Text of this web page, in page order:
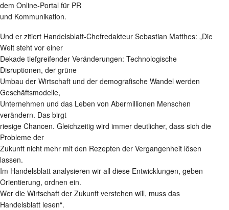
dem Online-Portal für PR
und Kommunikation.
Und er zitiert Handelsblatt-Chefredakteur Sebastian Matthes: „Die
Welt steht vor einer
Dekade tiefgreifender Veränderungen: Technologische
Disruptionen, der grüne
Umbau der Wirtschaft und der demografische Wandel werden
Geschäftsmodelle,
Unternehmen und das Leben von Abermillionen Menschen
verändern. Das birgt
riesige Chancen. Gleichzeitig wird immer deutlicher, dass sich die
Probleme der
Zukunft nicht mehr mit den Rezepten der Vergangenheit lösen
lassen.
Im Handelsblatt analysieren wir all diese Entwicklungen, geben
Orientierung, ordnen ein.
Wer die Wirtschaft der Zukunft verstehen will, muss das
Handelsblatt lesen“.